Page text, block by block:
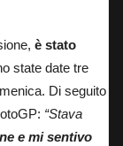
è stato
state date tre
Di seguito
“Stava
e mi sentivo